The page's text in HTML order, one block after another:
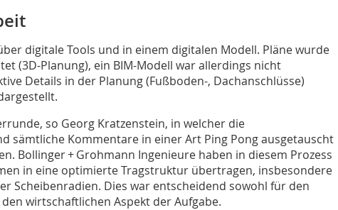
digitale Tools und in einem digitalen Modell. Pläne wurde
(3D-Planung), ein BIM-Modell war allerdings nicht
Details in der Planung (Fußboden-, Dachanschlüsse)
so Georg Kratzenstein, in welcher die
sämtliche Kommentare in einer Art Ping Pong ausgetauscht
Bollinger + Grohmann Ingenieure haben in diesem Prozess
in eine optimierte Tragstruktur übertragen, insbesondere
Scheibenradien. Dies war entscheidend sowohl für den
wirtschaftlichen Aspekt der Aufgabe.